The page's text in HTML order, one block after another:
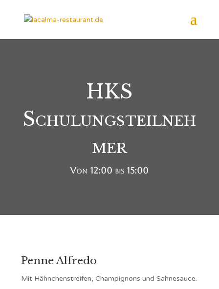
HKS
Schulungsteilneh
mer
Von 12:00 bis 15:00
Penne Alfredo
Mit Hähnchenstreifen, Champignons und Sahnesauce.